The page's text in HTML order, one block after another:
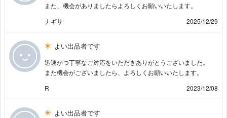
また、機会がありましたらよろしくお願いいたします。
ナギサ
2025/12/29
よい出品者です
迅速かつ丁寧なご対応をいただきありがとうございました。
また機会がございましたら、よろしくお願いいたします。
R
2023/12/08
よい出品者です